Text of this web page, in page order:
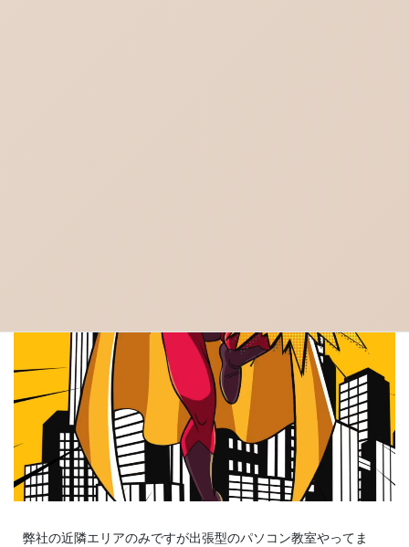
弊社の近隣エリアのみですが出張型のパソコン教室やってま